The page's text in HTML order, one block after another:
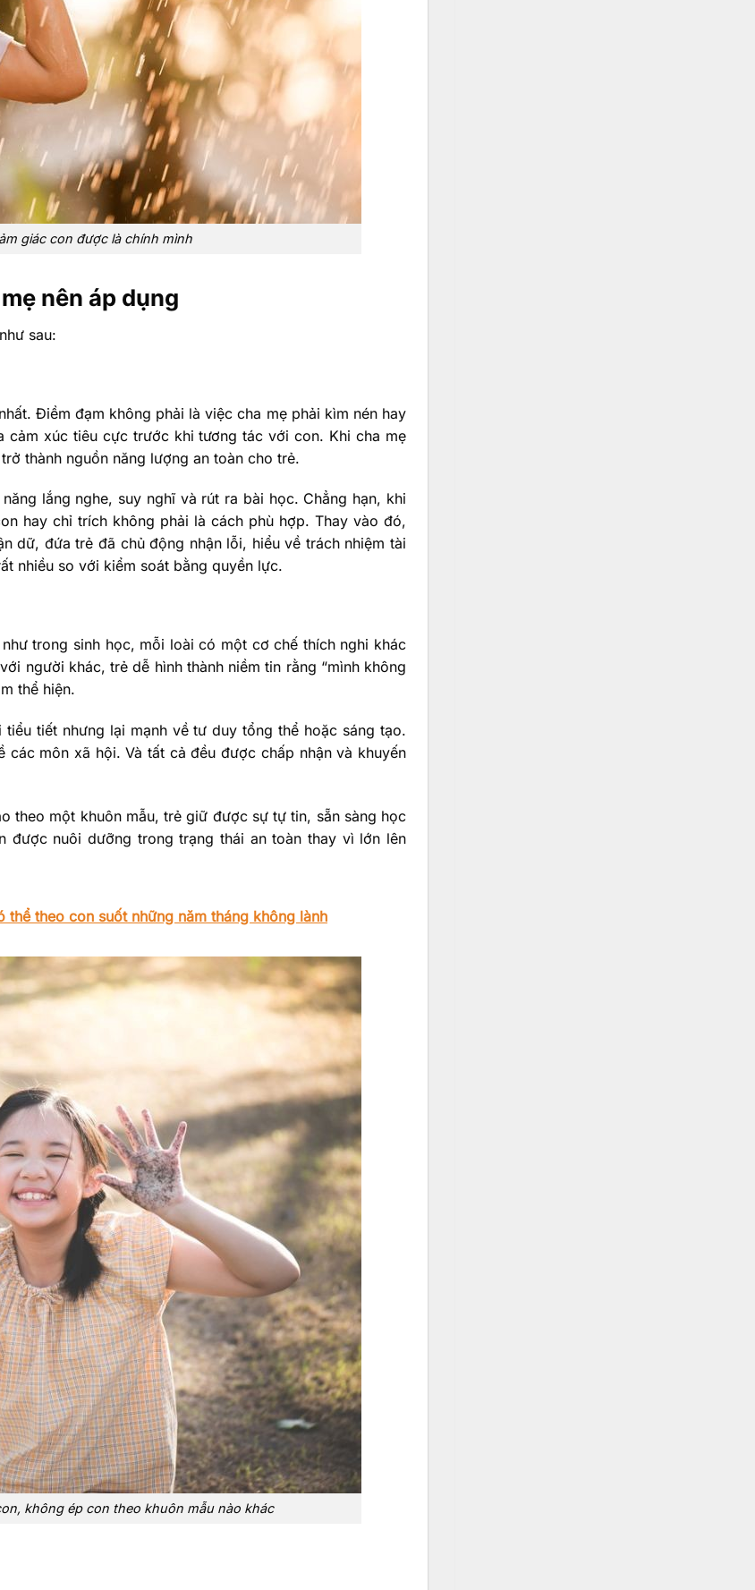
giác con được là chính mình
nên áp dụng
sau:
Điềm đạm không phải là việc cha mẹ phải kìm nén hay
xúc tiêu cực trước khi tương tác với con. Khi cha mẹ
thành nguồn năng lượng an toàn cho trẻ.
lắng nghe, suy nghĩ và rút ra bài học. Chẳng hạn, khi
hay chỉ trích không phải là cách phù hợp. Thay vào đó,
dữ, đứa trẻ đã chủ động nhận lỗi, hiểu về trách nhiệm tài
nhiều so với kiểm soát bằng quyền lực.
trong sinh học, mỗi loài có một cơ chế thích nghi khác
người khác, trẻ dễ hình thành niềm tin rằng “mình không
thể hiện.
tiết nhưng lại mạnh về tư duy tổng thể hoặc sáng tạo.
môn xã hội. Và tất cả đều được chấp nhận và khuyến
theo một khuôn mẫu, trẻ giữ được sự tự tin, sẵn sàng học
được nuôi dưỡng trong trạng thái an toàn thay vì lớn lên
theo con suốt những năm tháng không lành
không ép con theo khuôn mẫu nào khác